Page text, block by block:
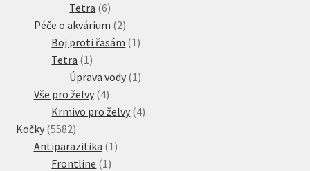
produkty
Tetra 66
produktů
Péče o akvárium 22
produkty
Boj proti řasám 1 1
Tetra 1 1
produkt
Úprava vody 1 1
Vše pro želvy 44
produkty
Krmivo pro želvy 44
Kočky 55825582
produktů
Antiparazitika 1 1
Frontline 1 1